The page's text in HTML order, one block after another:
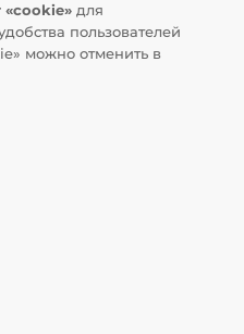
для
пользователей
можно отменить в